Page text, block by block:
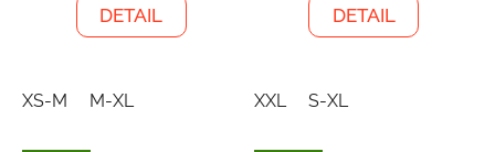
DETAIL
XS-M M-XL
DETAIL
XXL S-XL